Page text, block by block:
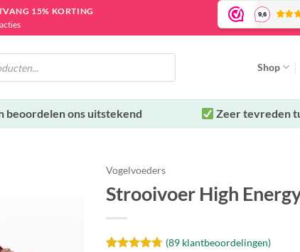
15% KORTING
Shop
beoordelen ons uitstekend Zeer tevreden
Vogelvoeders
Strooivoer High
(89klantbeoordelingen)